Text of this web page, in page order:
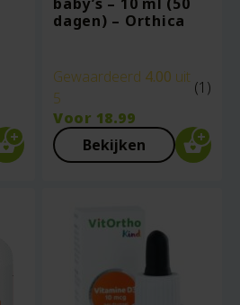
dagen) – Orthica
Gewaardeerd 4.00 uit
5
(1)
Voor 18.99
Bekijken